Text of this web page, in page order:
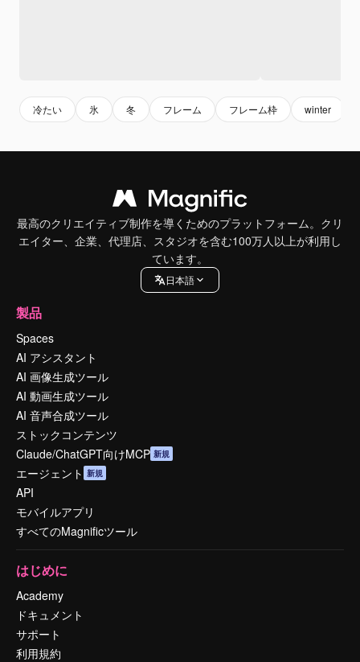
冷たい 氷 冬 フレーム フレーム枠 winter
最高のクリエイティブ制作を導くためのプラットフォーム。クリ
エイター、企業、代理店、スタジオを含む100万人以上が利用し
ています。
日本語
製品
Spaces
AI アシスタント
AI 画像生成ツール
AI 動画生成ツール
AI 音声合成ツール
ストックコンテンツ
Claude/ChatGPT向けMCP 新規
エージェント 新規
API
モバイルアプリ
すべてのMagnificツール
はじめに
Academy
ドキュメント
サポート
利用規約